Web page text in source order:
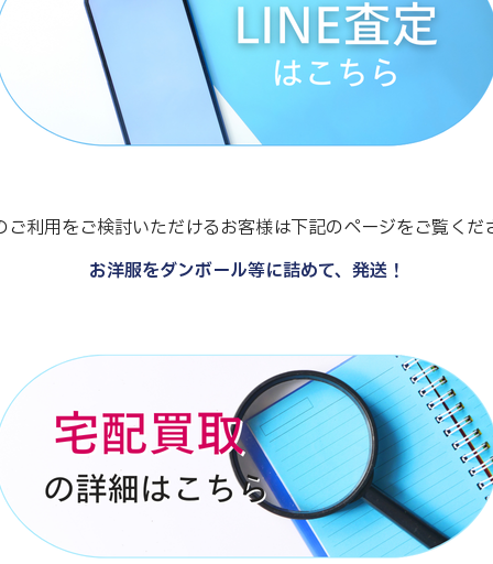
ご利用をご検討いただけるお客様は下記のページをご覧くだ
お洋服をダンボール等に詰めて、発送！